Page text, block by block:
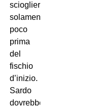
scioglierà
solamente
poco
prima
del
fischio
d’inizio.
Sardo
dovrebbe